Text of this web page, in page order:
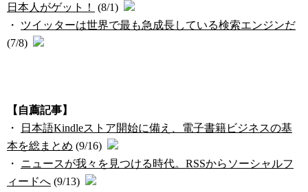
日本人がゲット！
(8/1)
・ ツイッターは世界で最も急成長している検索エンジンだ
(7/8)
【自薦記事】
・
日本語Kindleストア開始に備え、電子書籍ビジネスの基
本を総まとめ (9/16)
・ ニュースが我々を見つける時代。RSSからソーシャルフ
ィードへ (9/13)